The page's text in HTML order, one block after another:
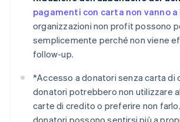
pagamenti con carta non vanno
organizzazioni non profit possono
semplicemente perché non viene
follow-up.
*Accesso a donatori senza carta di
donatori potrebbero non utilizzare
carte di credito o preferire non